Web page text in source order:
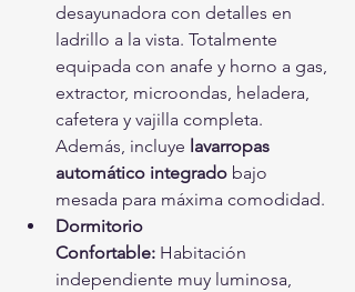
desayunadora con detalles en
ladrillo a la vista. Totalmente
equipada con anafe y horno a gas,
extractor, microondas, heladera,
cafetera y vajilla completa.
Además, incluye lavarropas
automático integrado bajo
mesada para máxima comodidad.
Dormitorio
Confortable: Habitación
independiente muy luminosa,